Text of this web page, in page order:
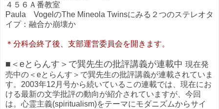
４５６Ａ番教室
Paula VogelのThe Mineola Twinsにみる２つのステレオタ
イプ：融合か崩壊か
＊分科会終了後、支部運営委員会を開きます。
■＜eとらんす＞で巽先生の批評講義が連載中 現在発
売中の＜eとらんす＞で巽先生の批評講義が連載されていま
す。2003年12月号から続いているこの連載では、現在にお
ける最新の文学批評の動向が紹介されていますが、今回
は。心霊主義(spiritualism)をテーマにモダニズムからサイ